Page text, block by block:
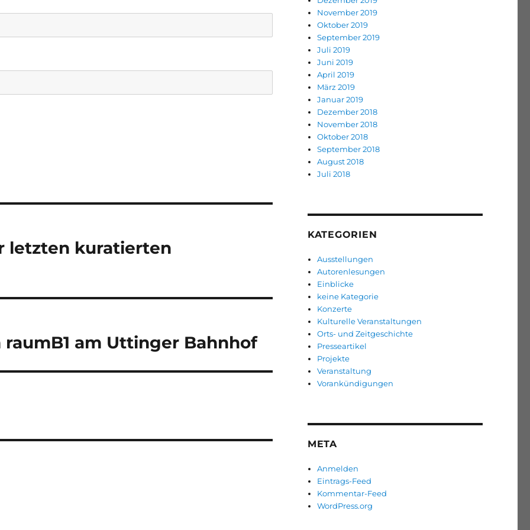
letzten kuratierten
am Uttinger Bahnhof
November 2019
Oktober 2019
September 2019
Juli 2019
Juni 2019
April 2019
März 2019
Januar 2019
Dezember 2018
November 2018
Oktober 2018
September 2018
August 2018
Juli 2018
KATEGORIEN
Ausstellungen
Autorenlesungen
Einblicke
keine Kategorie
Konzerte
Kulturelle Veranstaltungen
Orts- und Zeitgeschichte
Presseartikel
Projekte
Veranstaltung
Vorankündigungen
META
Anmelden
Eintrags-Feed
Kommentar-Feed
WordPress.org